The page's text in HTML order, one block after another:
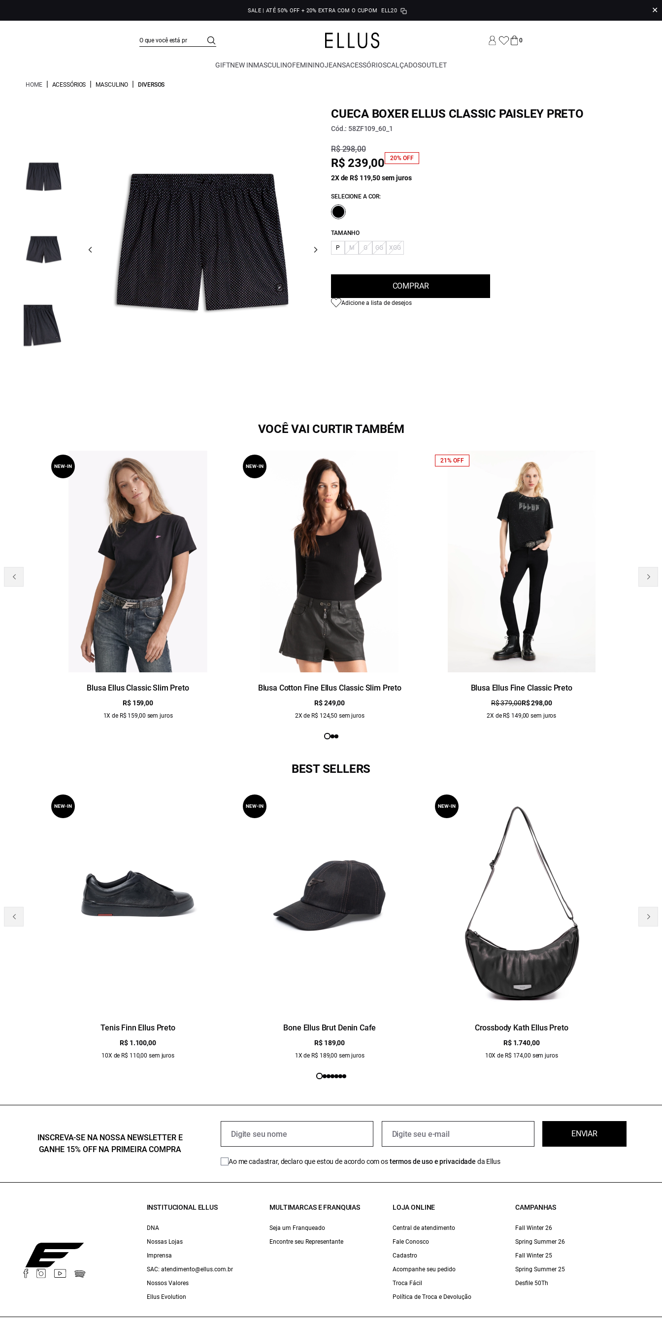
SALE | ATÉ 50% OFF + 20% EXTRA COM O CUPOM ELL20 ✕
0
GIFTNEW INMASCULINOFEMININOJEANSACESSÓRIOSCALÇADOSOUTLET
HOME | ACESSÓRIOS | MASCULINO | DIVERSOS
CUECA BOXER ELLUS CLASSIC PAISLEY PRETO
Cód.: 58ZF109_60_1
R$ 298,00
R$ 239,00 20% OFF
2X de R$ 119,50 sem juros
SELECIONE A COR:
TAMANHO
P M G GG XGG
COMPRAR
Adicione a lista de desejos
VOCÊ VAI CURTIR TAMBÉM
Blusa Ellus Classic Slim Preto
R$ 159,00
1X de R$ 159,00 sem juros
NEW-IN
Blusa Cotton Fine Ellus Classic Slim Preto
R$ 249,00
2X de R$ 124,50 sem juros
NEW-IN
Blusa Ellus Fine Classic Preto
R$ 379,00R$ 298,00
2X de R$ 149,00 sem juros
21% OFF
BEST SELLERS
Tenis Finn Ellus Preto
R$ 1.100,00
10X de R$ 110,00 sem juros
NEW-IN
Bone Ellus Brut Denin Cafe
R$ 189,00
1X de R$ 189,00 sem juros
NEW-IN
Crossbody Kath Ellus Preto
R$ 1.740,00
10X de R$ 174,00 sem juros
NEW-IN
INSCREVA-SE NA NOSSA NEWSLETTER E
GANHE 15% OFF NA PRIMEIRA COMPRA
ENVIAR
Ao me cadastrar, declaro que estou de acordo com ostermos de uso e privacidade da Ellus
INSTITUCIONAL ELLUS
DNA
Nossas Lojas
Imprensa
SAC: atendimento@ellus.com.br
Nossos Valores
Ellus Evolution
MULTIMARCAS E FRANQUIAS
Seja um Franqueado
Encontre seu Representante
LOJA ONLINE
Central de atendimento
Fale Conosco
Cadastro
Acompanhe seu pedido
Troca Fácil
Política de Troca e Devolução
CAMPANHAS
Fall Winter 26
Spring Summer 26
Fall Winter 25
Spring Summer 25
Desfile 50Th